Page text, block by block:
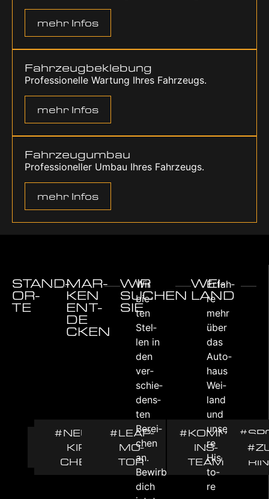
STAND­
OR­
TE
#STING­
BERT
#RIE­
GELS­
BERG
#NEUN­
KIR­
CHEN
MAR­
KEN
ENT­
DE­
CKEN
#CUP­
RA
#SEAT
#PEU­
GEOT
#LEAP­
MO­
TOR
WIR
SUCHEN
SIE
Wir
bie­
ten
Stel­
len in
den
ver­
schie­
dens­
ten
Berei­
chen
an.
Bewirb
dich
#KOMM­
INS­
TEAM
WEI­
LAND
Erfah­
re
mehr
über
das
Auto­
haus
Wei­
land
und
unse­
re
His­
to­
re
mehr Infos
Fahr­zeug­be­kle­bung
Pro­fes­sio­nel­le War­tung Ihres Fahr­zeugs.
mehr Infos
Fahr­zeug­um­bau
Pro­fes­sio­nel­ler Umbau Ihres Fahr­zeugs.
mehr Infos